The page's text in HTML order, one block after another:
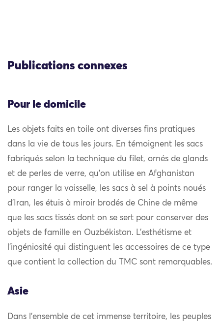
Publications connexes
Pour le domicile
Les objets faits en toile ont diverses fins pratiques
dans la vie de tous les jours. En témoignent les sacs
fabriqués selon la technique du filet, ornés de glands
et de perles de verre, qu’on utilise en Afghanistan
pour ranger la vaisselle, les sacs à sel à points noués
d’Iran, les étuis à miroir brodés de Chine de même
que les sacs tissés dont on se sert pour conserver des
objets de famille en Ouzbékistan. L’esthétisme et
l’ingéniosité qui distinguent les accessoires de ce type
que contient la collection du TMC sont remarquables.
Asie
Dans l’ensemble de cet immense territoire, les peuples